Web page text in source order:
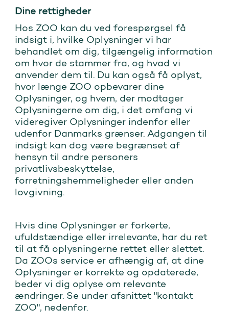
Dine rettigheder
Hos ZOO kan du ved forespørgsel få
indsigt i, hvilke Oplysninger vi har
behandlet om dig, tilgængelig information
om hvor de stammer fra, og hvad vi
anvender dem til. Du kan også få oplyst,
hvor længe ZOO opbevarer dine
Oplysninger, og hvem, der modtager
Oplysningerne om dig, i det omfang vi
videregiver Oplysninger indenfor eller
udenfor Danmarks grænser. Adgangen til
indsigt kan dog være begrænset af
hensyn til andre personers
privatlivsbeskyttelse,
forretningshemmeligheder eller anden
lovgivning.
Hvis dine Oplysninger er forkerte,
ufuldstændige eller irrelevante, har du ret
til at få oplysningerne rettet eller slettet.
Da ZOOs service er afhængig af, at dine
Oplysninger er korrekte og opdaterede,
beder vi dig oplyse om relevante
ændringer. Se under afsnittet "kontakt
ZOO", nedenfor.